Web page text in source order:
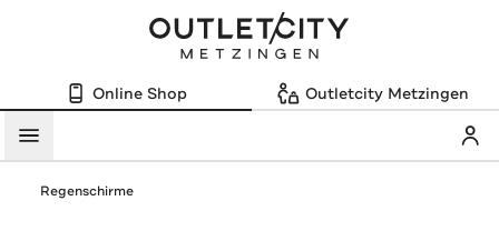
Online Shop Outletcity Metzingen
Menü
Regenschirme